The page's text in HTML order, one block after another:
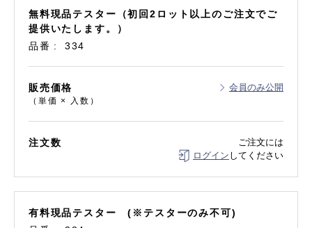
無料現品テスター（初回2ロット以上のご注文でご
提供いたします。）
品番
334
販売価格
（単価 × 入数）
会員のみ公開
注文数
ご注文には
ログイン してください
有料現品テスター (※テスターのみ不可)